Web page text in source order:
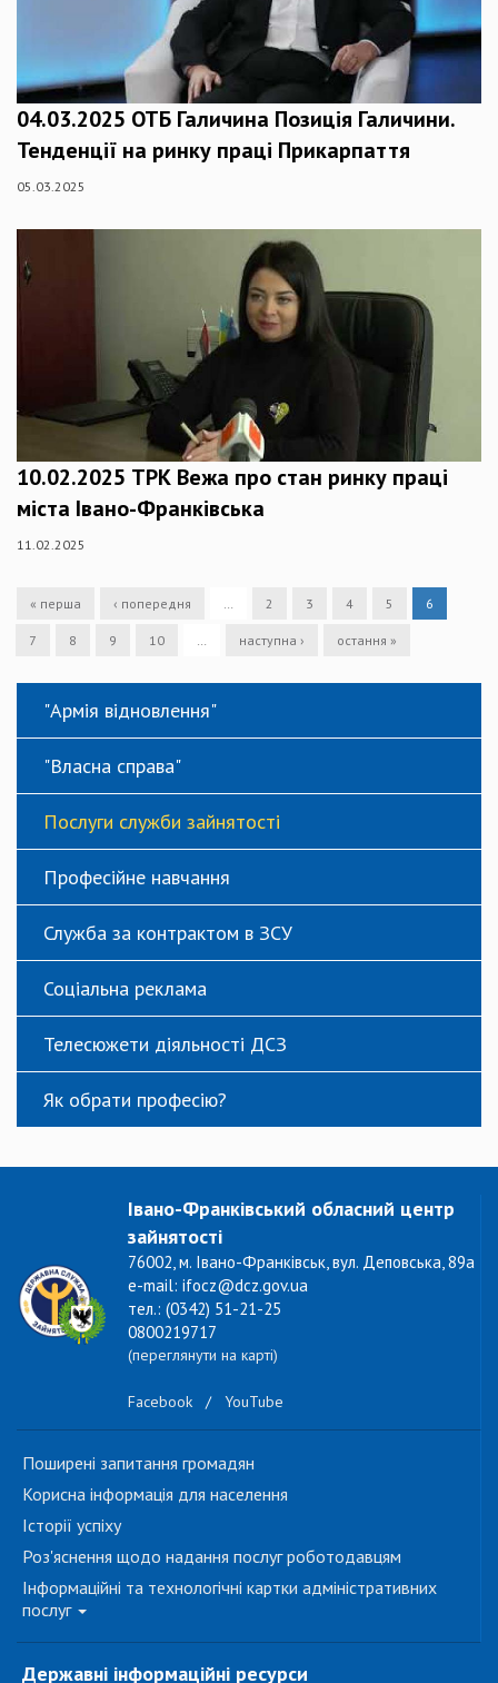
04.03.2025 ОТБ Галичина Позиція Галичини.
Тенденції на ринку праці Прикарпаття
05.03.2025
10.02.2025 ТРК Вежа про стан ринку праці
міста Івано-Франківська
11.02.2025
« перша ‹ попередня … 2 3 4 5 6
7 8 9 10 … наступна › остання »
"Армія відновлення"
"Власна справа"
Послуги служби зайнятості
Професійне навчання
Служба за контрактом в ЗСУ
Соціальна реклама
Телесюжети діяльності ДСЗ
Як обрати професію?
Івано-Франківський обласний центр
зайнятості
76002, м. Івано-Франківськ, вул. Деповська, 89а
e-mail: ifocz@dcz.gov.ua
тел.: (0342) 51-21-25
0800219717
(переглянути на карті)
Facebook / YouTube
Поширені запитання громадян
Корисна інформація для населення
Історії успіху
Роз'яснення щодо надання послуг роботодавцям
Інформаційні та технологічні картки адміністративних
послуг
Державні інформаційні ресурси